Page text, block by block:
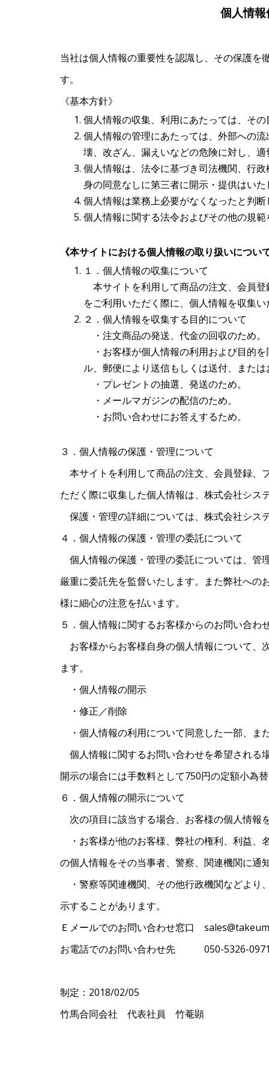
個人情
当社は個人情報の重要性を認識し、その保護
す。
《基本方針》
個人情報の収集、利用にあたっては、そ
個人情報の管理にあたっては、外部への
壊、改ざん、漏えいなどの危険に対し、
個人情報は、法令に基づき司法機関、行
身の同意なしに第三者に開示・提供はい
個人情報は業務上必要がなくなったと判
個人情報に関する法令およびその他の規
《本サイトにおける個人情報の取り扱いについ
１．個人情報の収集について
本サイトを利用して商品の注文、会員
をご利用いただく際に、個人情報を収集
２．個人情報を収集する目的について
・注文商品の発送、代金の回収のため。
・お客様が個人情報の利用および目的
ル、郵便により送信もしくは送付、また
・プレゼントの抽選、発送のため。
・メールマガジンの配信のため。
・お問い合わせにお答えするため。
３．個人情報の保護・管理について
本サイトを利用して商品の注文、会員登録、
ただく際に収集した個人情報は、株式会社シ
保護・管理の詳細については、株式会社シ
４．個人情報の保護・管理の委託について
個人情報の保護・管理の委託については、管
厳重に委託先を監督いたします。また弊社へ
様に細心の注意を払います。
５．個人情報に関するお客様からのお問い合わ
お客様からお客様自身の個人情報について、
ます。
・個人情報の開示
・修正／削除
・個人情報の利用について同意した一部、ま
個人情報に関するお問い合わせを希望される
開示の場合には手数料として750円の定額小為
６．個人情報の開示について
次の項目に該当する場合、お客様の個人情報
・お客様が他のお客様、弊社の権利、利益、
の個人情報をその当事者、警察、関連機関に通
・警察等関連機関、その他行政機関などより
示することがあります。
Ｅメールでのお問い合わせ窓口
お電話でのお問い合わせ先 050-5326-
制定：2018/02/05
竹馬合同会社 代表社員 竹菴顕